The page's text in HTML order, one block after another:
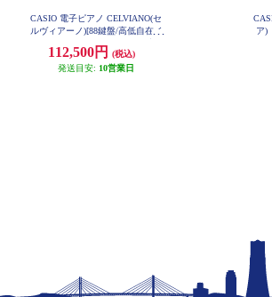
CASIO 電子ピアノ CELVIANO(セ
ルヴィアーノ)[88鍵盤/高低自在イ
★大型配送対象商品 AP-300GB
112,500円
(税込)
発送目安: 10営業日
ア)